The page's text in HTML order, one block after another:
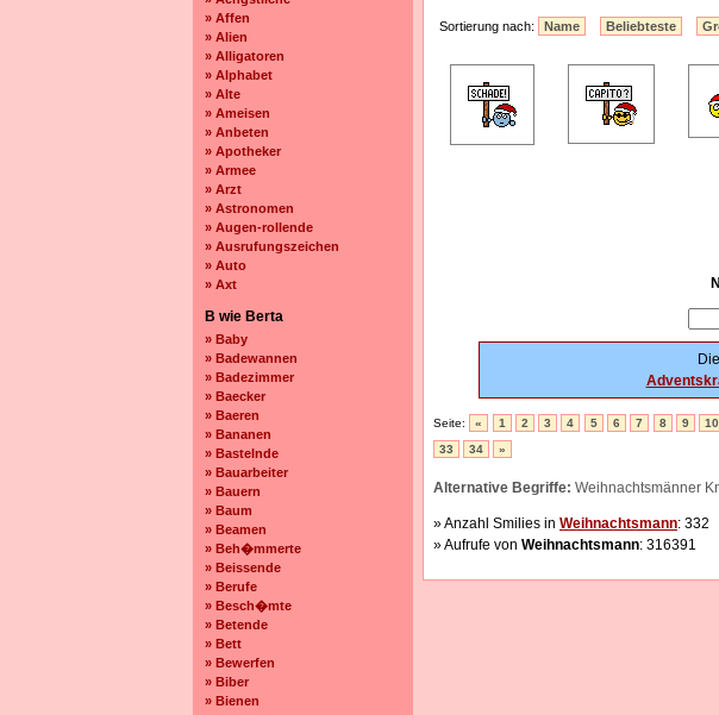
» Affen
» Alien
» Alligatoren
» Alphabet
» Alte
» Ameisen
» Anbeten
» Apotheker
» Armee
» Arzt
» Astronomen
» Augen-rollende
» Ausrufungszeichen
» Auto
» Axt
B wie Berta
» Baby
» Badewannen
» Badezimmer
» Baecker
» Baeren
» Bananen
» Bastelnde
» Bauarbeiter
» Bauern
» Baum
» Beamen
» Beh�mmerte
» Beissende
» Berufe
» Besch�mte
» Betende
» Bett
» Bewerfen
» Biber
» Bienen
Sortierung nach: Name Beliebteste
Seite: « 1 2 3 4 5 6 7 8 9 10
33
34 »
Alternative Begriffe: Weihnachtsmänner
» Anzahl Smilies in Weihnachtsmann: 332
» Aufrufe von Weihnachtsmann: 316391